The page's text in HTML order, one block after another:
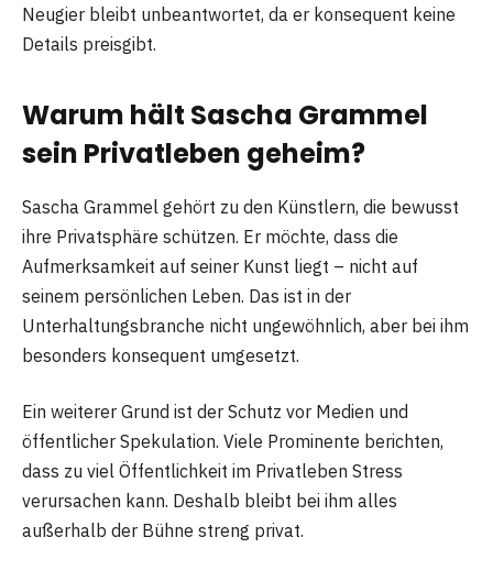
Neugier bleibt unbeantwortet, da er konsequent keine
Details preisgibt.
Warum hält Sascha Grammel
sein Privatleben geheim?
Sascha Grammel gehört zu den Künstlern, die bewusst
ihre Privatsphäre schützen. Er möchte, dass die
Aufmerksamkeit auf seiner Kunst liegt – nicht auf
seinem persönlichen Leben. Das ist in der
Unterhaltungsbranche nicht ungewöhnlich, aber bei ihm
besonders konsequent umgesetzt.
Ein weiterer Grund ist der Schutz vor Medien und
öffentlicher Spekulation. Viele Prominente berichten,
dass zu viel Öffentlichkeit im Privatleben Stress
verursachen kann. Deshalb bleibt bei ihm alles
außerhalb der Bühne streng privat.